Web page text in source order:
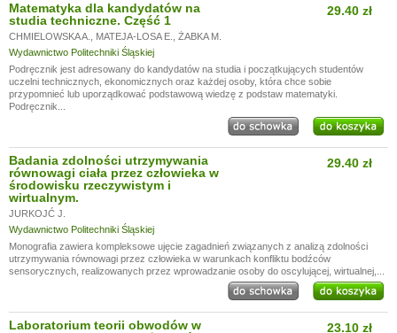
Matematyka dla kandydatów na
studia techniczne. Część 1
CHMIELOWSKA A. MATEJA-LOSA E.
ŻABKA M.
Wydawnictwo Politechniki Śląskiej
29.40 zł
Podręcznik jest adresowany do kandydatów na studia i początkujących studentów
uczelni technicznych, ekonomicznych oraz każdej osoby, która chce sobie
przypomnieć lub uporządkować podstawową wiedzę z podstaw matematyki.
Podręcznik...
Badania zdolności utrzymywania
równowagi ciała przez człowieka w
środowisku rzeczywistym i
wirtualnym.
JURKOJĆ J.
Wydawnictwo Politechniki Śląskiej
29.40 zł
Monografia zawiera kompleksowe ujęcie zagadnień związanych z analizą zdolności
utrzymywania równowagi przez człowieka w warunkach konfliktu bodźców
sensorycznych, realizowanych przez wprowadzanie osoby do oscylującej, wirtualnej,...
Laboratorium teorii obwodów w
23.10 zł